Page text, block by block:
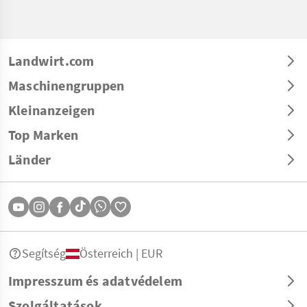
Landwirt.com
Maschinengruppen
Kleinanzeigen
Top Marken
Länder
Impresszum és adatvédelem
Segítség Österreich | EUR